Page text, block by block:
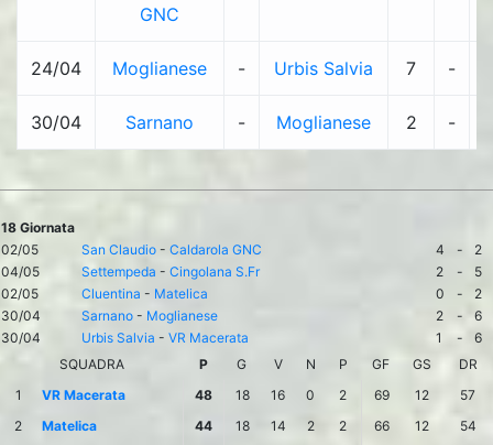
GNC
24/04 Moglianese - Urbis Salvia 7 -
30/04 Sarnano - Moglianese 2 -
18 Giornata
02/05
San Claudio - Caldarola GNC 4 -
2
04/05
Settempeda - Cingolana S.Fr 2 -
5
02/05
Cluentina - Matelica 0 -
2
30/04
Sarnano - Moglianese 2 -
6
30/04
Urbis Salvia - VR Macerata 1 -
6
SQUADRA
P G V N P GF GS
DR
1
VR Macerata 48 18 16 0 2 69 12
57
2
Matelica 44 18 14 2 2 66 12 54